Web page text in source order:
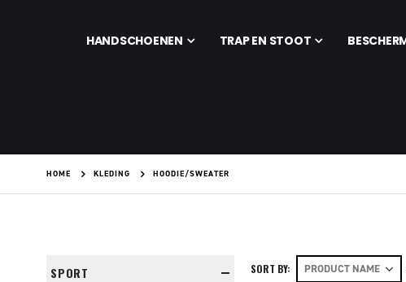
HANDSCHOENEN TRAP EN STOOT
HOME KLEDING HOODIE/SWEATER
SORT BY
SPORT